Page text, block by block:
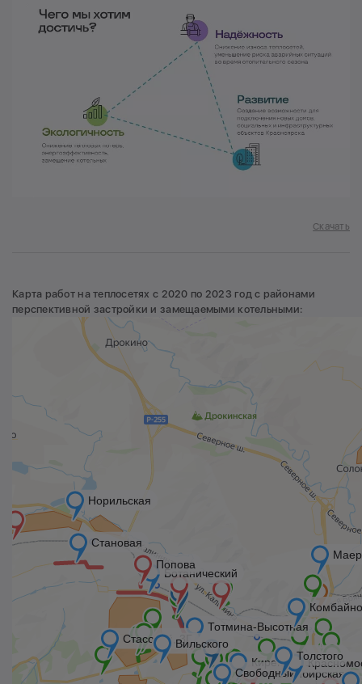
Скачать
Карта работ на теплосетях с 2020 по 2023 год с районами
перспективной застройки и замещаемыми котельными: